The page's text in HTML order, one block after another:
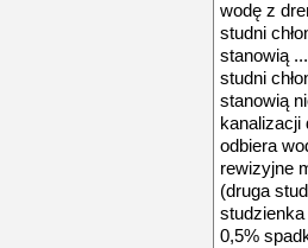
wodę z
studni
stanowią
studni
stanowią
kanalizacji
odbiera
rewizyjne
(druga
studzienka
0,5%